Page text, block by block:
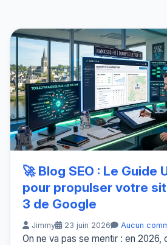
🚀 Blog SEO : Le Guide
pour propulser votre
3 de Google
Jimmy 23 juin 2026 Aucun
On ne va pas se mentir : en 2026,